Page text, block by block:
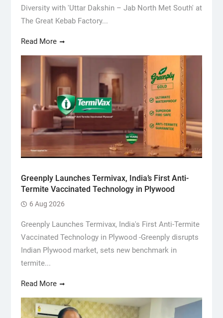
Diversity with 'Uttar Dakshin – Jab North Met South' at
The Great Kebab Factory...
Read More
Greenply Launches Termivax, India’s First Anti-
Termite Vaccinated Technology in Plywood
6 Aug 2026
Greenply Launches Termivax, India's First Anti-Termite
Vaccinated Technology in Plywood -Greenply disrupts
Indian Plywood market, sets new benchmark in
termite...
Read More